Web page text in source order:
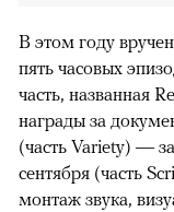
В этом году
пять часовых
часть, названная
награды за
(часть Variety) —
сентября (часть
монтаж звука,